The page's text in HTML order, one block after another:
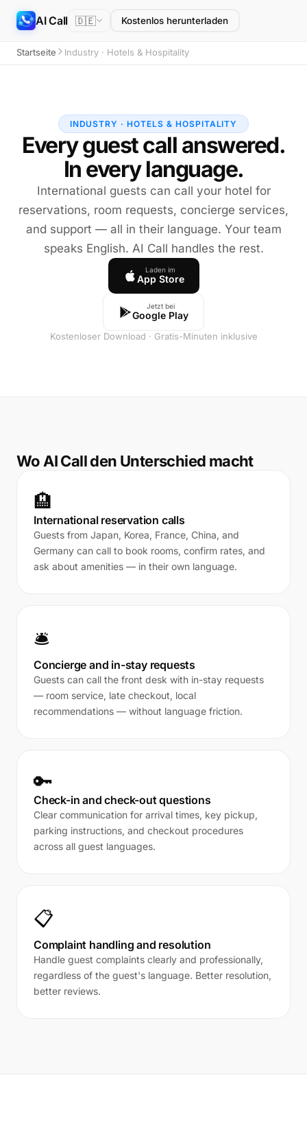
AI Call 🇩🇪 Kostenlos herunterladen
Startseite Industry · Hotels & Hospitality
INDUSTRY · HOTELS & HOSPITALITY
Every guest call answered.
In every language.
International guests can call your hotel for
reservations, room requests, concierge services,
and support — all in their language. Your team
speaks English. AI Call handles the rest.
Laden im
App Store
Jetzt bei
Google Play
Kostenloser Download · Gratis-Minuten inklusive
Wo AI Call den Unterschied macht
🏨
International reservation calls
Guests from Japan, Korea, France, China, and
Germany can call to book rooms, confirm rates, and
ask about amenities — in their own language.
🛎️
Concierge and in-stay requests
Guests can call the front desk with in-stay requests
— room service, late checkout, local
recommendations — without language friction.
🔑
Check-in and check-out questions
Clear communication for arrival times, key pickup,
parking instructions, and checkout procedures
across all guest languages.
📋
Complaint handling and resolution
Handle guest complaints clearly and professionally,
regardless of the guest's language. Better resolution,
better reviews.